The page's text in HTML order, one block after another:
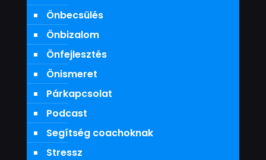
Önbecsülés
Önbizalom
Önfejlesztés
Önismeret
Párkapcsolat
Podcast
Segítség coachoknak
Stressz